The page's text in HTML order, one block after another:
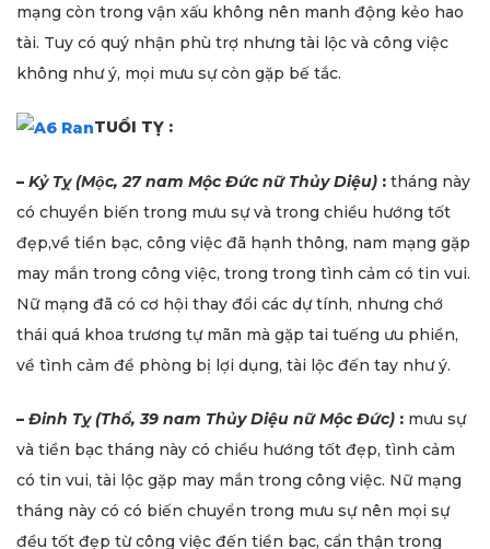
mạng còn trong vận xấu không nên manh động kẻo hao
tài. Tuy có quý nhận phù trợ nhưng tài lộc và công việc
không như ý, mọi mưu sự còn gặp bế tắc.
TUỔI TỴ :
– Kỷ Tỵ (Mộc, 27 nam Mộc Đức nữ Thủy Diệu) : tháng này
có chuyển biến trong mưu sự và trong chiều hướng tốt
đẹp,về tiền bạc, công việc đã hạnh thông, nam mạng gặp
may mắn trong công việc, trong trong tình cảm có tin vui.
Nữ mạng đã có cơ hội thay đổi các dự tính, nhưng chớ
thái quá khoa trương tự mãn mà gặp tai tuếng ưu phiền,
về tình cảm đề phòng bị lợi dụng, tài lộc đến tay như ý.
– Đinh Tỵ (Thổ, 39 nam Thủy Diệu nữ Mộc Đức) : mưu sự
và tiền bạc tháng này có chiều hướng tốt đẹp, tình cảm
có tin vui, tài lộc gặp may mắn trong công việc. Nữ mạng
tháng này có có biến chuyển trong mưu sự nên mọi sự
đều tốt đẹp từ công việc đến tiền bạc, cẩn thận trong